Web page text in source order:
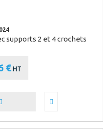
supports 2 et 4 crochets
€HT